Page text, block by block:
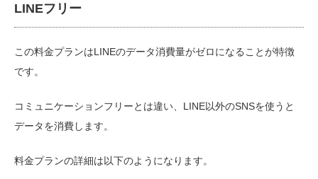
LINEフリー
この料金プランはLINEのデータ消費量がゼロになることが特徴
です。
コミュニケーションフリーとは違い、LINE以外のSNSを使うと
データを消費します。
料金プランの詳細は以下のようになります。